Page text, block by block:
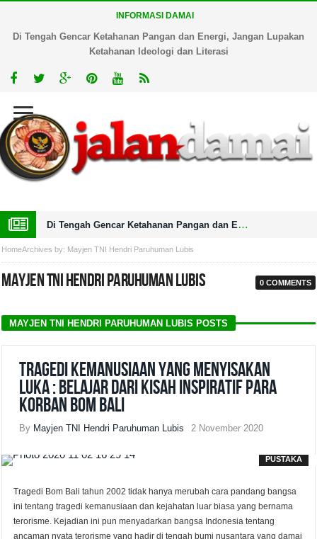
INFORMASI DAMAI
Di Tengah Gencar Ketahanan Pangan dan Energi, Jangan Lupakan
Ketahanan Ideologi dan Literasi
Di Tengah Gencar Ketahanan Pangan dan Energi, Jangan Lupakan Ketahanan Ideologi dan Literasi
HomeArchives by: Mayjen TNI Hendri Paruhuman Lubis
Mayjen TNI Hendri Paruhuman Lubis 0 COMMENTS
MAYJEN TNI HENDRI PARUHUMAN LUBIS POSTS
Tragedi Kemanusiaan yang Menyisakan
Luka : Belajar dari Kisah Inspiratif Para
Korban Bom Bali
By Mayjen TNI Hendri Paruhuman Lubis 2 November 2020
PUSTAKA
Tragedi Bom Bali tahun 2002 tidak hanya merubah cara pandang bangsa
ini tentang tragedi kemanusiaan dan kejahatan luar biasa yang bernama
terorisme. Kejadian ini pun menyadarkan bangsa Indonesia tentang
ancaman nyata terorisme yang hadir di tengah bumi nusantara yang damai